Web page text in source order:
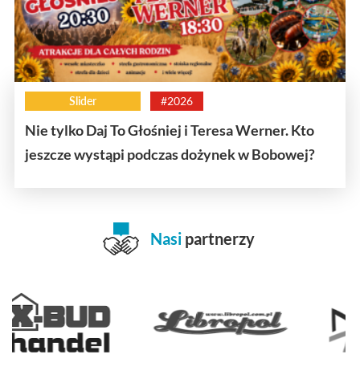
Slider #2026
Nie tylko Daj To Głośniej i Teresa Werner. Kto
jeszcze wystąpi podczas dożynek w Bobowej?
Nasi partnerzy